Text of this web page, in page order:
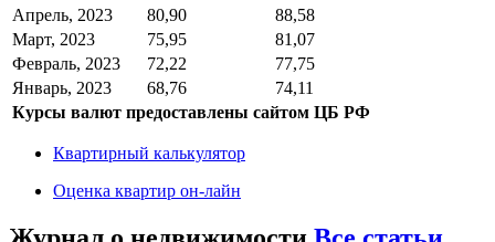
Апрель, 2023
80,90
88,58
Март, 2023
75,95
81,07
Февраль, 2023
72,22
77,75
Январь, 2023
68,76
74,11
Курсы валют предоставлены сайтом ЦБ РФ
Квартирный калькулятор
Оценка квартир он-лайн